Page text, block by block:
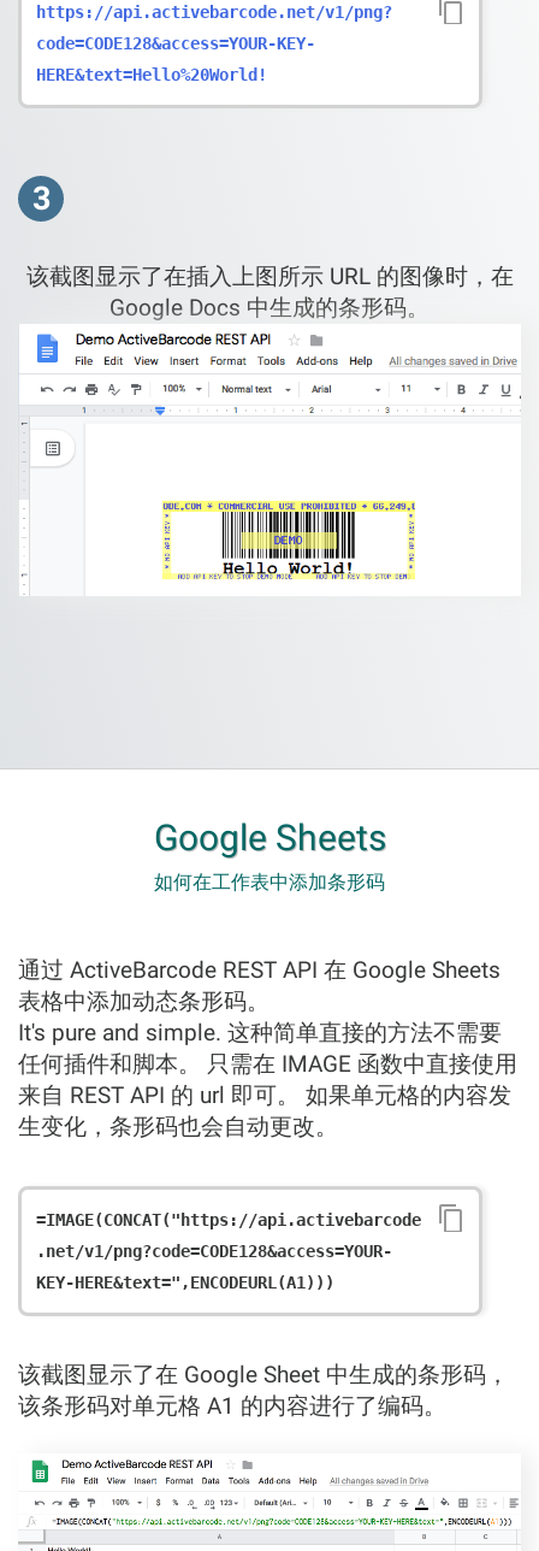
https://api.activebarcode.net/v1/png?
code=CODE128&access=YOUR-KEY-
HERE&text=Hello%20World!
3
该截图显示了在插入上图所示 URL 的图像时，在
Google Docs 中生成的条形码。
Google Sheets
如何在工作表中添加条形码
通过 ActiveBarcode REST API 在 Google Sheets
表格中添加动态条形码。
It's pure and simple. 这种简单直接的方法不需要
任何插件和脚本。 只需在 IMAGE 函数中直接使用
来自 REST API 的 url 即可。 如果单元格的内容发
生变化，条形码也会自动更改。
=IMAGE(CONCAT("https://api.activebarcode
.net/v1/png?code=CODE128&access=YOUR-
该截图显示了在 Google Sheet 中生成的条形码，
该条形码对单元格 A1 的内容进行了编码。